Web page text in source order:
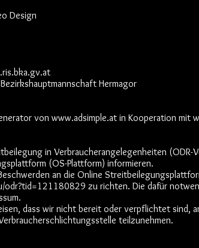
Design
Hermagor
von www.adsimple.at in Kooperation mit
in Verbraucherangelegenheiten (ODR-
(OS-Plattform) informieren.
an die Online
odr?tid=121180829 zu richten. Die dafür
dass wir nicht bereit oder verpflichtet sind,
teilzunehmen.